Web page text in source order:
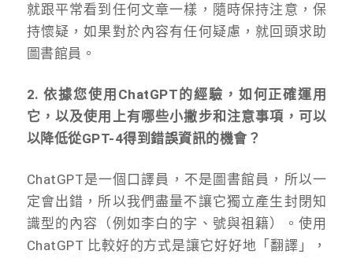
就跟平常看到任何文章一樣，隨時保持注意，保
持懷疑，如果對於內容有任何疑慮，就回頭求助
圖書館員。
2. 依據您使用ChatGPT的經驗，如何正確運用
它，以及使用上有哪些小撇步和注意事項，可以
以降低從GPT-4得到錯誤資訊的機會？
ChatGPT是一個口譯員，不是圖書館員，所以一
定會出錯，所以我們盡量不讓它獨立產生封閉知
識型的內容（例如李白的字、號與祖籍）。使用
ChatGPT 比較好的方式是讓它好好地「翻譯」，